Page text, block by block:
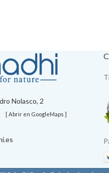
Nolasco, 2
[ Abrir en GoogleMaps ]